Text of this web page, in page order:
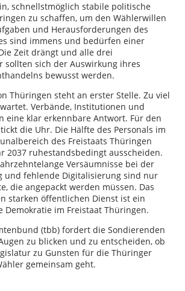
schnellstmöglich stabile politische
zu schaffen, um den Wählerwillen
und Herausforderungen des
sind immens und bedürfen einer
Zeit drängt und alle drei
sollten sich der Auswirkung ihres
bewusst werden.
Thüringen steht an erster Stelle. Zu viel
Verbände, Institutionen und
eine klar erkennbare Antwort. Für den
die Uhr. Die Hälfte des Personals im
des Freistaats Thüringen
2037 ruhestandsbedingt ausscheiden.
Versäumnisse bei der
und fehlende Digitalisierung sind nur
die angepackt werden müssen. Das
starken öffentlichen Dienst ist ein
im Freistaat Thüringen.
(tbb) fordert die Sondierenden
zu blicken und zu entscheiden, ob
zu Gunsten für die Thüringer
gemeinsam geht.